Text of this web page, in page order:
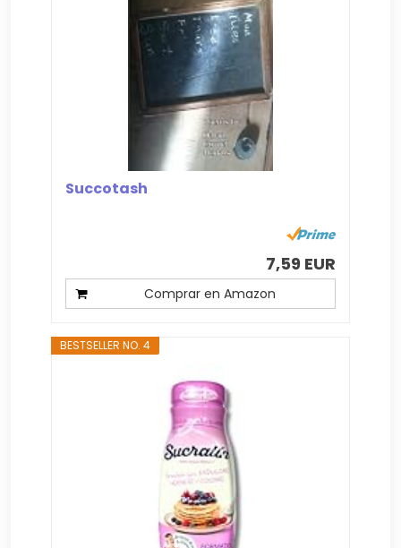
Succotash
7,59 EUR
Comprar en Amazon
BESTSELLER NO. 4